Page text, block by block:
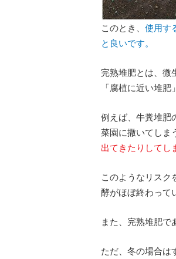
このとき、 使用す
と良いです。
完熟堆肥とは、微
「腐植に近い堆
例えば、牛糞堆肥
菜園に撒いてしま
出てきたりしてし
このようなリスク
酵がほぼ終わって
また、完熟堆肥で
ただ、冬の場合は